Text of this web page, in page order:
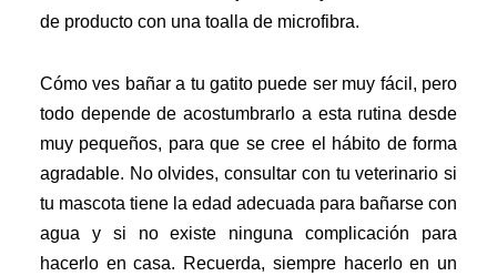
de producto con una toalla de microfibra.
Cómo ves bañar a tu gatito puede ser muy fácil, pero
todo depende de acostumbrarlo a esta rutina desde
muy pequeños, para que se cree el hábito de forma
agradable. No olvides, consultar con tu veterinario si
tu mascota tiene la edad adecuada para bañarse con
agua y si no existe ninguna complicación para
hacerlo en casa. Recuerda, siempre hacerlo en un